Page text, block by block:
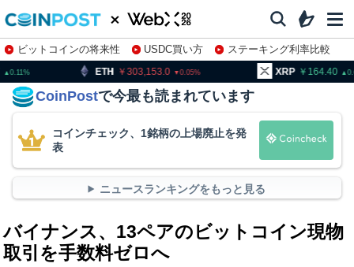
ビットコインの将来性 USDC買い方
ステーキング利率比較
株特集・関連銘柄
303,153.0 0.05 XRP
CoinPostで今最も読まれています
コインチェック、1銘柄の上場廃止を発
表
ニュースランキングをもっと見る
バイナンス、13ペアのビットコイン現物
取引を手数料ゼロへ